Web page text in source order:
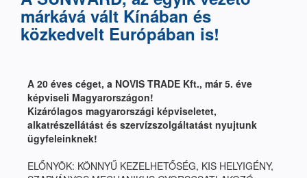
márkává vált Kínában és
közkedvelt Európában is!
A 20 éves céget, a NOVIS TRADE Kft., már 5. éve
képviseli Magyarországon!
Kizárólagos magyarországi képviseletet,
alkatrészellátást és szervízszolgáltatást nyujtunk
ügyfeleinknek!
ELŐNYÖK: KÖNNYŰ KEZELHETŐSÉG, KIS HELYIGÉNY,